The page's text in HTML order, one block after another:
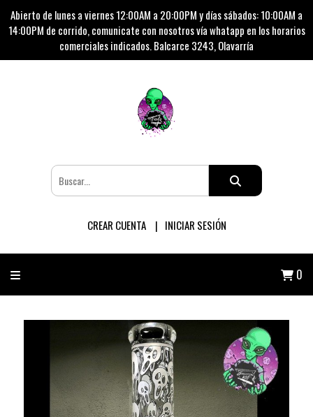
Abierto de lunes a viernes 12:00AM a 20:00PM y días sábados: 10:00AM a
14:00PM de corrido, comunicate con nosotros vía whatapp en los horarios
comerciales indicados. Balcarce 3243, Olavarría
CREAR CUENTA INICIAR SESIÓN
0